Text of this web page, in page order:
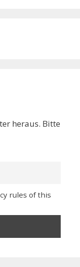
heraus. Bitte
rules of this